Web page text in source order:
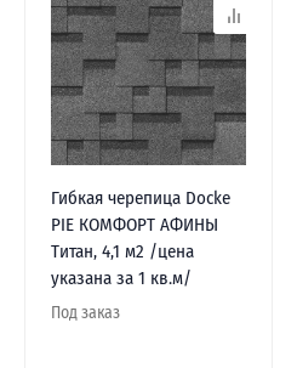
Гибкая черепица Docke
PIE КОМФОРТ АФИНЫ
Титан, 4,1 м2 /цена
указана за 1 кв.м/
Под заказ